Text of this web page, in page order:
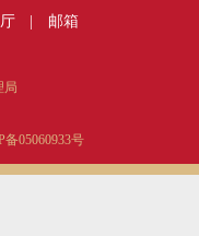
邮箱
局
备05060933号